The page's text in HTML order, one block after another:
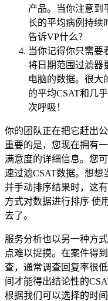
产品。当你注意到
长的平均病例持续
告诉VP什么？
当你记得你只需要
将日期范围过滤器
电脑的数据。很大
的平均CSAT和几
次呼吸！
你的团队正在把它赶出
重要的是，您现在拥有
满意度的详细信息。您
速过滤CSAT数据。想
并手动排序结果时，这
方式对数据进行排序 使
去了。
服务分析也以另一种方
点难以捉摸。在案件得
查，通常调查回复率很
间才能得出结论性的
根据我们可以选择的时